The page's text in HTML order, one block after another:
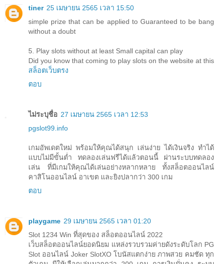
tiner 25 เมษายน 2565 เวลา 15:50
simple prize that can be applied to Guaranteed to be bang
without a doubt
5. Play slots without at least Small capital can play
Did you know that coming to play slots on the website at this
สล็อตเว็บตรง
ตอบ
ไม่ระบุชื่อ 27 เมษายน 2565 เวลา 12:53
pgslot99.info
เกมอัพเดตใหม่ พร้อมให้คุณได้สนุก เล่นง่าย ได้เงินจริง ทำได้
แบบไม่มีขั้นต่ำ ทดลองเล่นฟรีได้แล้วตอนนี้ ผ่านระบบทดลอง
เล่น ที่มีเกมให้คุณได้เล่นอย่างหลากหลาย ทั้งสล็อตออนไลน์
คาสิโนออนไลน์ อาเขต และยิงปลากว่า 300 เกม
ตอบ
playgame 29 เมษายน 2565 เวลา 01:20
Slot 1234 Win ที่สุดของ สล็อตออนไลน์ 2022
เว็บสล็อตออนไลน์ยอดนิยม แหล่งรวบรวมค่ายดังระดับโลก PG
Slot ออนไลน์ Joker SlotXO โบนัสแตกง่าย ภาพสวย คมชัด ทุก